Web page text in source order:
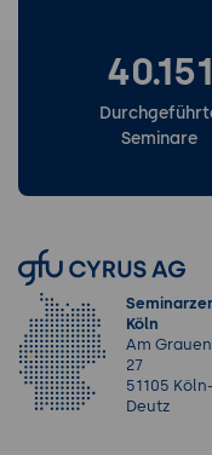
40.151
Seminare
Köln
Am
27
51105 Köln-
Deutz